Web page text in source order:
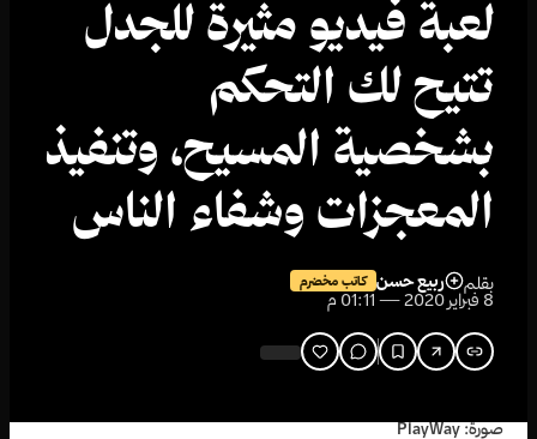
لعبة فيديو مثيرة للجدل
تتيح لك التحكم
بشخصية المسيح، وتنفيذ
المعجزات وشفاء الناس
بقلم ربيع حسن كاتب مخضرم
8 فبراير 2020 — 01:11 م
صورة: PlayWay